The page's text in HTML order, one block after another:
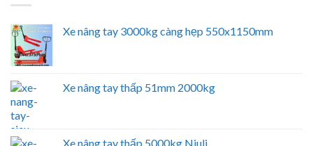
Xe nâng tay 3000kg càng hẹp 550x1150mm
Xe nâng tay thấp 51mm 2000kg
Xe nâng tay thấp 5000kg Niuli